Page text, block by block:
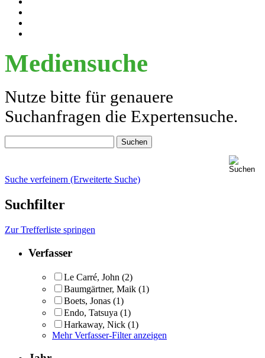
Mediensuche
Nutze bitte für genauere
Suchanfragen die Expertensuche.
Suche verfeinern (Erweiterte Suche)
Suchfilter
Zur Trefferliste springen
Verfasser
Le Carré, John (2)
Baumgärtner, Maik (1)
Boets, Jonas (1)
Endo, Tatsuya (1)
Harkaway, Nick (1)
Mehr Verfasser-Filter anzeigen